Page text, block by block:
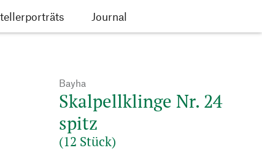
Journal
Bayha
Skalpellklinge Nr. 24
spitz
(12 Stück)